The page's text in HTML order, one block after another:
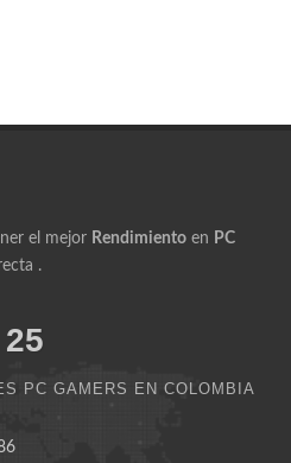
el mejor Rendimiento en PC
.
25
PC GAMERS EN COLOMBIA